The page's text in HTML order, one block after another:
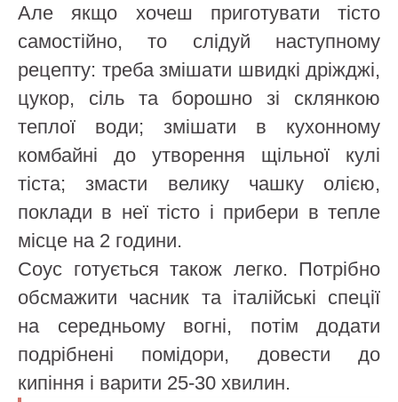
Але якщо хочеш приготувати тісто
самостійно, то слідуй наступному
рецепту: треба змішати швидкі дріжджі,
цукор, сіль та борошно зі склянкою
теплої води; змішати в кухонному
комбайні до утворення щільної кулі
тіста; змасти велику чашку олією,
поклади в неї тісто і прибери в тепле
місце на 2 години.
Соус готується також легко. Потрібно
обсмажити часник та італійські спеції
на середньому вогні, потім додати
подрібнені помідори, довести до
кипіння і варити 25-30 хвилин.